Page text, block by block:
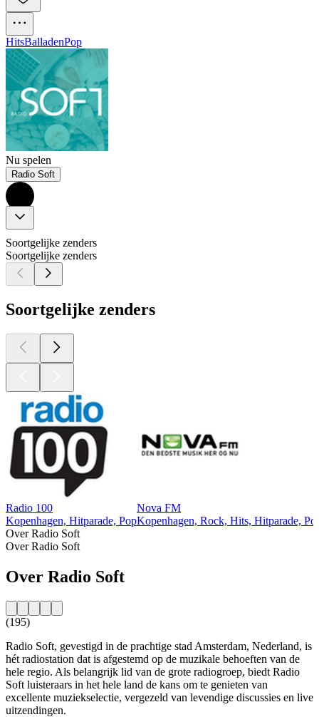
HitsBalladenPop
Nu spelen
Radio Soft
Soortgelijke zenders
Soortgelijke zenders
Soortgelijke zenders
Radio 100
Kopenhagen, Hitparade, Pop
Nova FM
Kopenhagen, Rock, Hits, Hitparade,
Over Radio Soft
Over Radio Soft
Over Radio Soft
(195)
Radio Soft, gevestigd in de prachtige stad Amsterdam, Nederland, is
hét radiostation dat is afgestemd op de muzikale behoeften van de
hele regio. Als belangrijk lid van de grote radiogroep, biedt Radio
Soft luisteraars in het hele land de kans om te genieten van
excellente muziekselectie, vergezeld van levendige discussies en live
uitzendingen.